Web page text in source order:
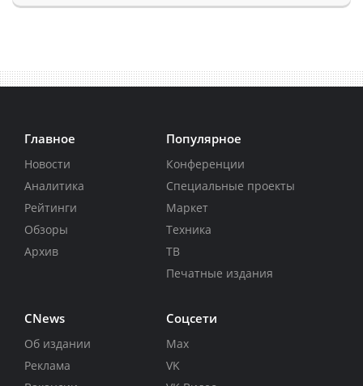
Главное
Новости
Аналитика
Рейтинги
Обзоры
Архив
Популярное
Конференции
Специальные проекты
Маркет
Техника
ТВ
Печатные издания
CNews
Об издании
Реклама
Соцсети
Max
VK